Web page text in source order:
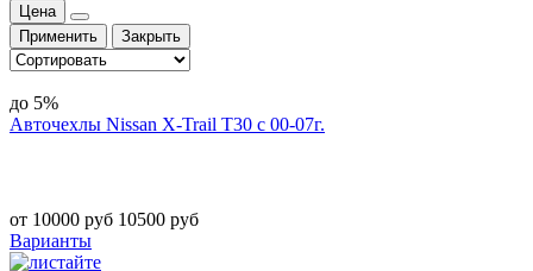
Цена
Применить
Закрыть
до 5%
Авточехлы Nissan X-Trail T30 с 00-07г.
от 10000 руб 10500 руб
Варианты